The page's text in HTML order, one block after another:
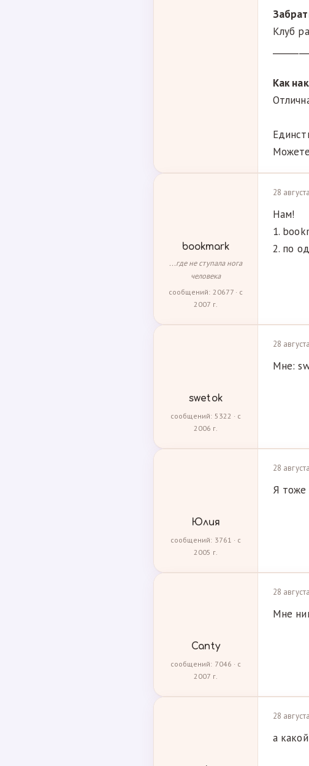
Клуб
Как
bookmark
...где не ступала нога
человека
сообщений: 20677 · с
2007 г.
28
Нам!
1.
2. по
swetok
сообщений: 5322 · с
2006 г.
28
Мне:
Юлия
сообщений: 3761 · с
2005 г.
28
Я тоже
Canty
сообщений: 7046 · с
2007 г.
28
Мне
28
а